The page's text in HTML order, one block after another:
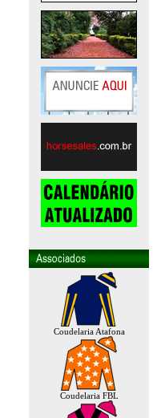
Coudelaria Atafona
Coudelaria FBL